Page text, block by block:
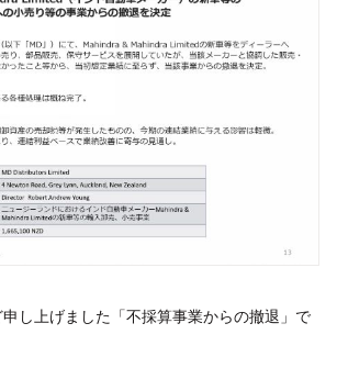
し上げました「不採算事業からの撤退」で